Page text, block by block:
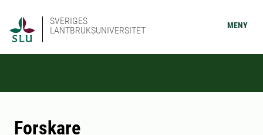
SVERIGES
LANTBRUKSUNIVERSITET
MENY
Forskare